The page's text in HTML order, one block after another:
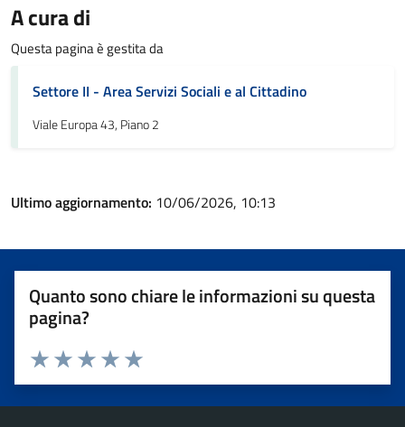
A cura di
Questa pagina è gestita da
Settore II - Area Servizi Sociali e al Cittadino
Viale Europa 43, Piano 2
Ultimo aggiornamento: 10/06/2026, 10:13
Quanto sono chiare le informazioni su questa
pagina?
Valuta 5 stelle su 5
Valuta 4 stelle su 5
Valuta 3 stelle su 5
Valuta 2 stelle su 5
Valuta 1 stelle su 5